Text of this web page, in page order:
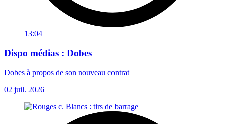
13:04
Dispo médias : Dobes
Dobes à propos de son nouveau contrat
02 juil. 2026